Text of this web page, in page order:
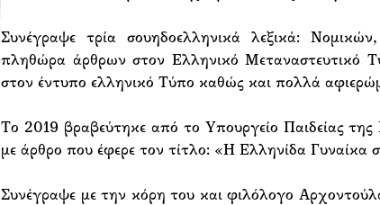
Συνέγραψε τρία σουηδοελληνικά λεξικά:
πληθώρα άρθρων στον Ελληνικό Μεταναστευτικό
στον έντυπο ελληνικό Τύπο καθώς και πολλά
Το 2019 βραβεύτηκε από το Υπουργείο Παιδείας
με άρθρο που έφερε τον τίτλο: «Η Ελληνίδα Γυναίκα
Συνέγραψε με την κόρη του και φιλόλογο